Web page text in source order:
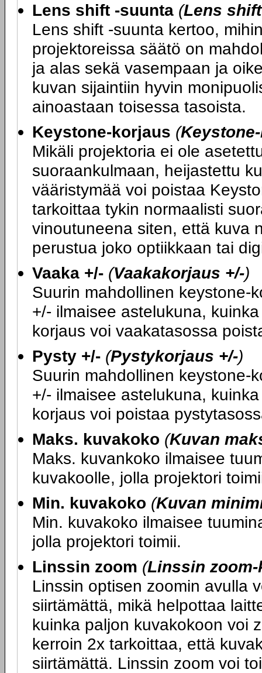
Lens shift -suunta (Lens
Lens shift -suunta kertoo,
projektoreissa säätö on
ja alas sekä vasempaan ja
kuvan sijaintiin hyvin
ainoastaan toisessa tasoista.
Keystone-korjaus (
Mikäli projektoria ei ole
suoraankulmaan, heijastettu
vääristymää voi poistaa
tarkoittaa tykin normaalisti
vinoutuneena siten, että kuva
perustua joko optiikkaan tai
Vaaka +/- (Vaakakorjaus +/-)
Suurin mahdollinen keystone-
+/- ilmaisee astelukuna,
korjaus voi vaakatasossa
Pysty +/- (Pystykorjaus +/-)
Suurin mahdollinen keystone-
+/- ilmaisee astelukuna,
korjaus voi poistaa
Maks. kuvakoko (Kuvan
Maks. kuvankoko ilmaisee
kuvakoolle, jolla projektori
Min. kuvakoko (Kuvan
Min. kuvakoko ilmaisee
jolla projektori toimii.
Linssin zoom (Linssin
Linssin optisen zoomin avulla
siirtämättä, mikä helpottaa
kuinka paljon kuvakokoon voi
kerroin 2x tarkoittaa, että
siirtämättä. Linssin zoom voi